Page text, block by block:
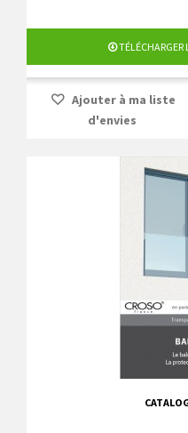
TÉLÉCHARGER
Ajouter à ma liste
d'envies